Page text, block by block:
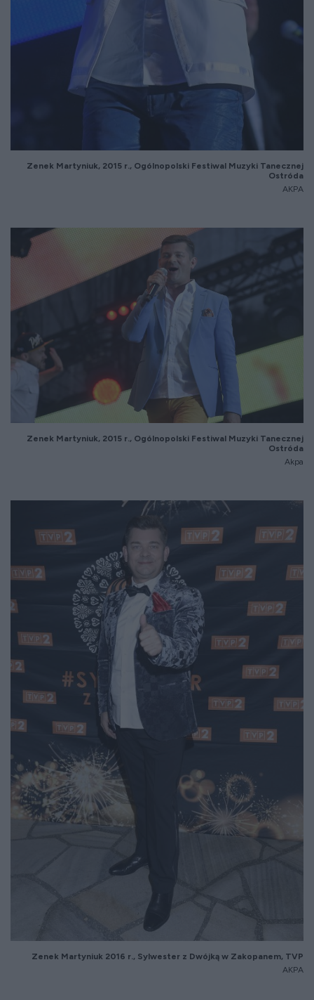
Zenek Martyniuk, 2015 r., Ogólnopolski Festiwal Muzyki Tanecznej
Ostróda
AKPA
Zenek Martyniuk, 2015 r., Ogólnopolski Festiwal Muzyki Tanecznej
Ostróda
Akpa
Zenek Martyniuk 2016 r., Sylwester z Dwójką w Zakopanem, TVP
AKPA